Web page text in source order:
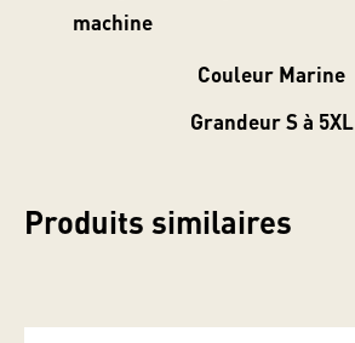
machine
Couleur Marine
Grandeur S à 5XL
Produits similaires
Classés dans :